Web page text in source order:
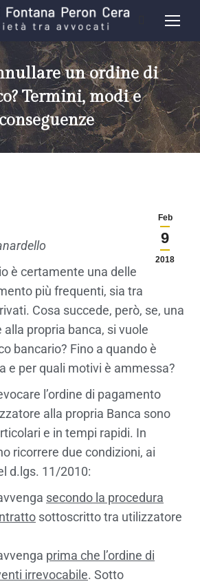
un ordine di
Termini, modi e
Feb
9
2018
è certamente una delle
più frequenti, sia tra
Cosa succede, però, se, una
alla propria banca, si vuole
bancario? Fino a quando è
e per quali motivi è ammessa?
l’ordine di pagamento
alla propria Banca sono
e in tempi rapidi. In
ricorrere due condizioni, ai
d.lgs. 11/2010:
secondo la procedura
sottoscritto tra utilizzatore
prima che l’ordine di
irrevocabile. Sotto